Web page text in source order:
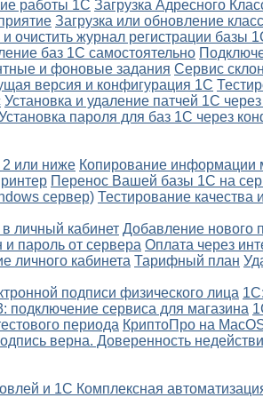
работы 1С Загрузка Адресного
Загрузка или обновление
и очистить журнал регистрации базы
баз 1С самостоятельно
и фоновые задания Сервис
версия и конфигурация 1С
Установка и удаление патчей 1С
пароля для баз 1С через
2 или ниже Копирование информации
Перенос Вашей базы 1С на
сервер) Тестирование качества
личный кабинет Добавление нового
и пароль от сервера Оплата через
личного кабинета Тарифный план
подписи физического лица
подключение сервиса для магазина
периода КриптоПро на
верна. Доверенность
и 1С Комплексная